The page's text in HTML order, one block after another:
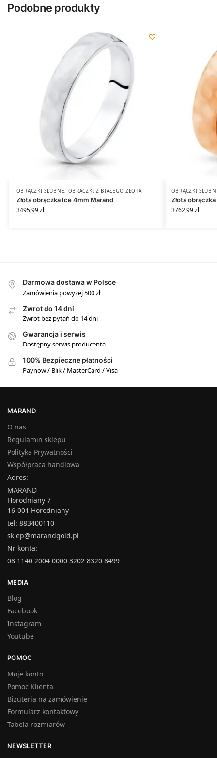
Podobne produkty
OBRĄCZKI ŚLUBNE, OBRĄCZKI Z BIAŁEGO ZŁOTA
Złota obrączka Ice 4mm Marand
3495,99zł
OBRĄCZKI
Złota
3762,99zł
Darmowa dostawa w Polsce
Zamówienia powyżej 500 zł
Zwrot do 14 dni
Zwrot bez pytań do 14 dni
Gwarancja i serwis
Dostępny serwis producenta
100% Bezpieczne płatności
Paynow / Blik / MasterCard / Visa
MARAND
O nas
Regulamin sklepu
Polityka Prywatności
Współpraca handlowa
Adres:
MARAND
Horodniany 7
16-001 Horodniany
tel: 883400110
sklep@marandgold.pl
Nr konta:
08 1140 2004 0000 3202 8320 8499
MEDIA
Blog
Facebook
Instagram
Youtube
POMOC
Moje konto
Pomoc Klienta
Biżuteria na zamówienie
Formularz kontaktowy
Tabela rozmiarów
NEWSLETTER